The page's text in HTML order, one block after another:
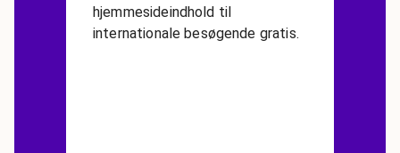
hjemmesideindhold til
internationale besøgende gratis.